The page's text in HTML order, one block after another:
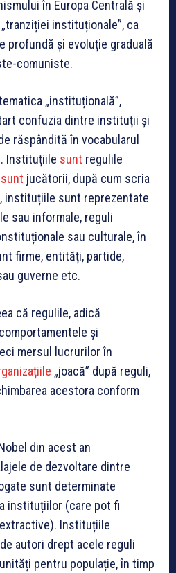
în Europa Centrală și
instituționale”, ca
profundă și evoluție graduală
comuniste.
„instituțională”,
confuzia dintre instituții și
răspândită în vocabularul
Instituțiile sunt regulile
sunt jucătorii, după cum scria
instituțiile sunt reprezentate
sau informale, reguli
sau culturale, în
firme, entități, partide,
guverne etc.
că regulile, adică
și
mersul lucrurilor în
„joacă” după reguli,
acestora conform
din acest an
de dezvoltare dintre
sunt determinate
instituțiilor (care pot fi
Instituțiile
autori drept acele reguli
pentru populație, în timp